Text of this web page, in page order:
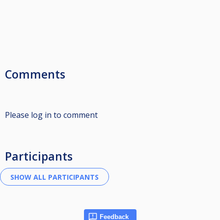
Comments
Please log in to comment
Participants
Feedback